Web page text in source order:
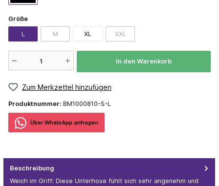
Größe
L M XL XXL
In den Warenkorb
Zum Merkzettel hinzufügen
Produktnummer: BM1000810-S-L
Über WhatѕApp anfragеn
Beschreibung
Weich im Griff: Diese Unterhose fühlt sich sehr angenehm und